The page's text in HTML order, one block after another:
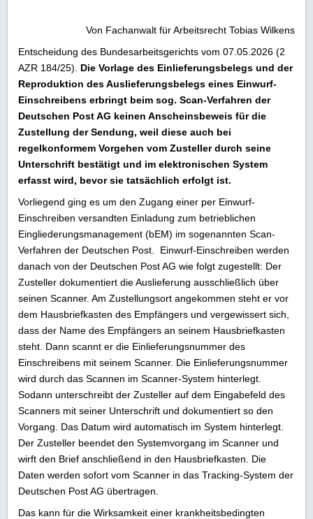
Von Fachanwalt für Arbeitsrecht Tobias Wilkens
Entscheidung des Bundesarbeitsgerichts vom 07.05.2026 (2
AZR 184/25). Die Vorlage des Einlieferungsbelegs und der
Reproduktion des Auslieferungsbelegs eines Einwurf-
Einschreibens erbringt beim sog. Scan-Verfahren der
Deutschen Post AG keinen Anscheinsbeweis für die
Zustellung der Sendung, weil diese auch bei
regelkonformem Vorgehen vom Zusteller durch seine
Unterschrift bestätigt und im elektronischen System
erfasst wird, bevor sie tatsächlich erfolgt ist.
Vorliegend ging es um den Zugang einer per Einwurf-
Einschreiben versandten Einladung zum betrieblichen
Eingliederungsmanagement (bEM) im sogenannten Scan-
Verfahren der Deutschen Post. Einwurf-Einschreiben werden
danach von der Deutschen Post AG wie folgt zugestellt: Der
Zusteller dokumentiert die Auslieferung ausschließlich über
seinen Scanner. Am Zustellungsort angekommen steht er vor
dem Hausbriefkasten des Empfängers und vergewissert sich,
dass der Name des Empfängers an seinem Hausbriefkasten
steht. Dann scannt er die Einlieferungsnummer des
Einschreibens mit seinem Scanner. Die Einlieferungsnummer
wird durch das Scannen im Scanner-System hinterlegt.
Sodann unterschreibt der Zusteller auf dem Eingabefeld des
Scanners mit seiner Unterschrift und dokumentiert so den
Vorgang. Das Datum wird automatisch im System hinterlegt.
Der Zusteller beendet den Systemvorgang im Scanner und
wirft den Brief anschließend in den Hausbriefkasten. Die
Daten werden sofort vom Scanner in das Tracking-System der
Deutschen Post AG übertragen.
Das kann für die Wirksamkeit einer krankheitsbedingten